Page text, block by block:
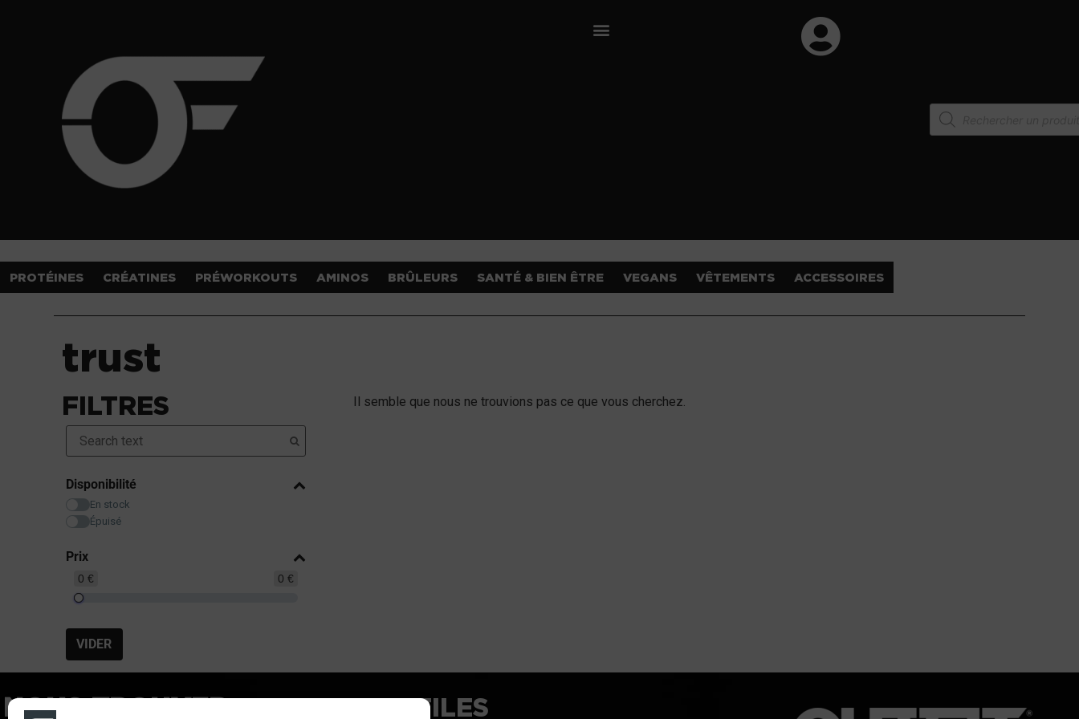
PROTÉINES CRÉATINES PRÉWORKOUTS AMINOS BRÛLEURS SANTÉ & BIEN ÊTRE VEGANS VÊTEMENTS ACCESSOIRES
trust
FILTRES
Disponibilité
En stock
Épuisé
Prix
0 € 0 €
VIDER
Il semble que nous ne trouvions pas ce que vous cherchez.
NOUS TROUVER LIENS UTILES